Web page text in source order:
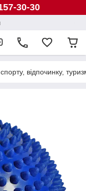
30-30
відпочинку,